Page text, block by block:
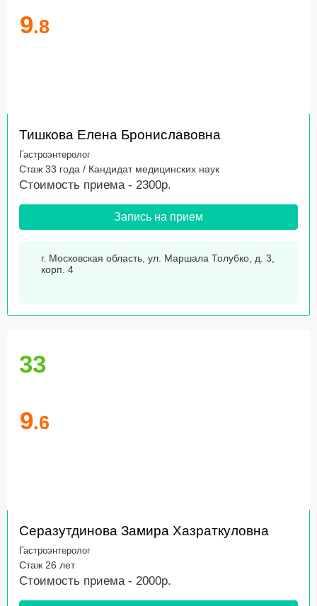
9.8
Тишкова Елена Брониславовна
Гастроэнтеролог
Стаж 33 года / Кандидат медицинских наук
Стоимость приема - 2300р.
Запись на прием
г. Московская область, ул. Маршала Толубко, д. 3,
корп. 4
33
9.6
Серазутдинова Замира Хазраткуловна
Гастроэнтеролог
Стаж 26 лет
Стоимость приема - 2000р.